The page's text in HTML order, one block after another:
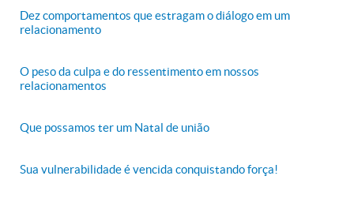
Dez comportamentos que estragam o diálogo em um
relacionamento
O peso da culpa e do ressentimento em nossos
relacionamentos
Que possamos ter um Natal de união
Sua vulnerabilidade é vencida conquistando força!